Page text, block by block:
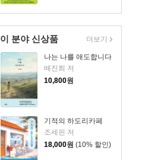
이 분야 신상품
나는 나를 애도합니다
배진희 저
10,800원
기적의 하도리카페
조세핀 저
18,000원 (10% 할인)
더보기